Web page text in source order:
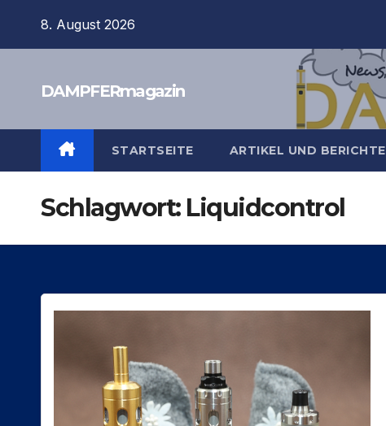
8. August 2026
DAMPFERmagazin
STARTSEITE ARTIKEL UND BERICHTE
Schlagwort: Liquidcontrol